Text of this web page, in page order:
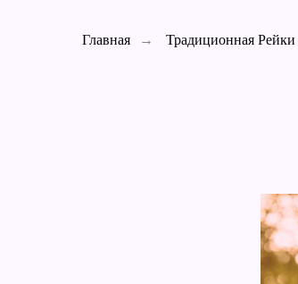
Главная → Традиционная Рейки